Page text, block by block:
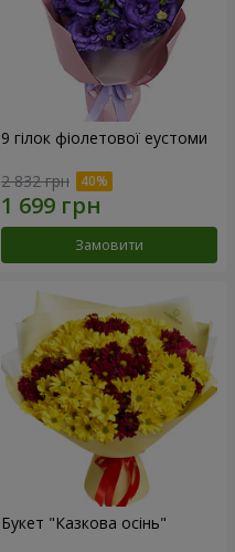
9 гілок фіолетової еустоми
2 832 грн
Замовити
Букет "Казкова осінь"